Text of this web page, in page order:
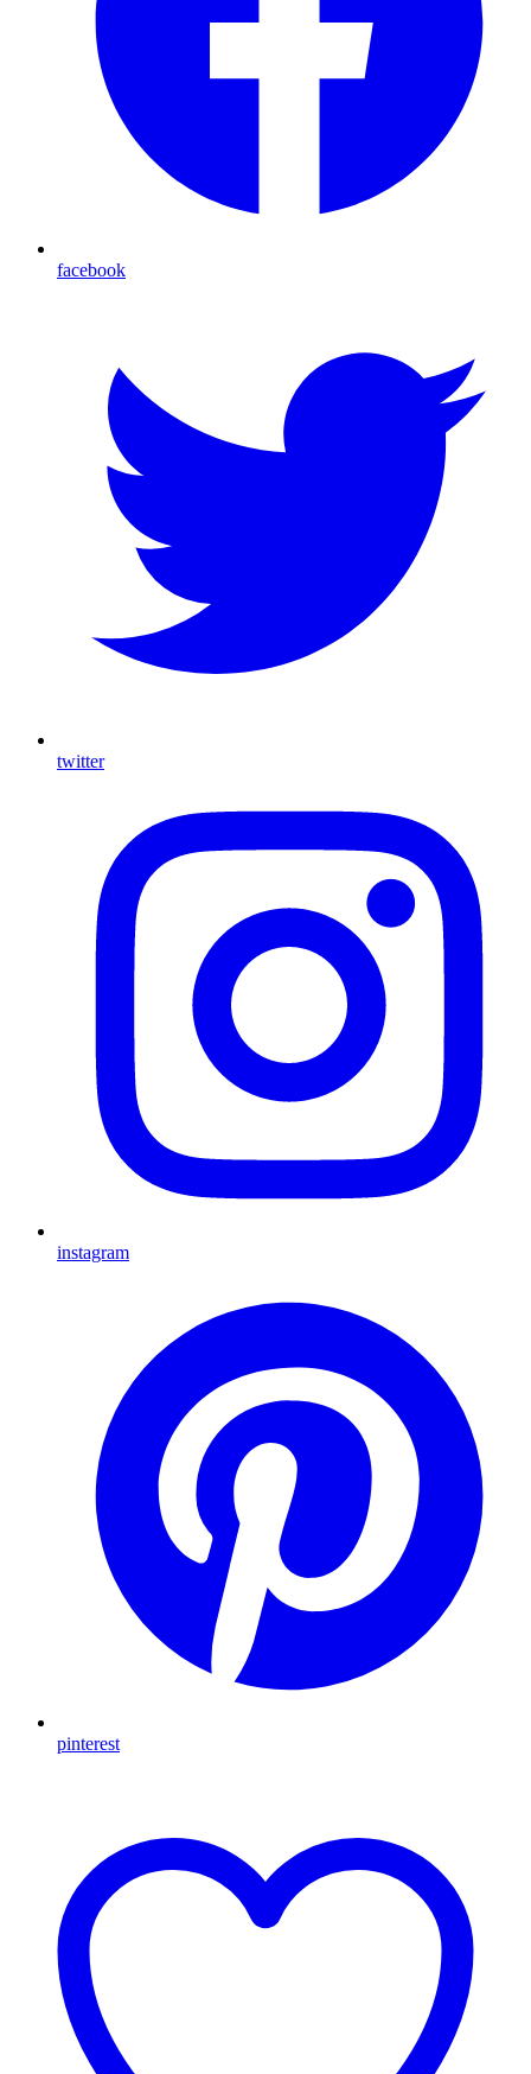
facebook
twitter
instagram
pinterest